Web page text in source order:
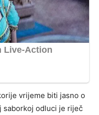
vrijeme biti jasno o
saborkoj odluci je riječ